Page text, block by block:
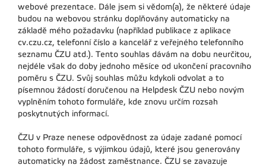
webové prezentace. Dále jsem si vědom(a), že některé údaje
budou na webovou stránku doplňovány automaticky na
základě mého požadavku (například publikace z aplikace
cv.czu.cz, telefonní číslo a kancelář z veřejného telefonního
seznamu ČZU atd.). Tento souhlas dávám na dobu neurčitou,
nejdéle však do doby jednoho měsíce od ukončení pracovního
poměru s ČZU. Svůj souhlas můžu kdykoli odvolat a to
písemnou žádostí doručenou na Helpdesk ČZU nebo novým
vyplněním tohoto formuláře, kde znovu určím rozsah
poskytnutých informací.
ČZU v Praze nenese odpovědnost za údaje zadané pomocí
tohoto formuláře, s výjimkou údajů, které jsou generovány
automaticky na žádost zaměstnance. ČZU se zavazuje